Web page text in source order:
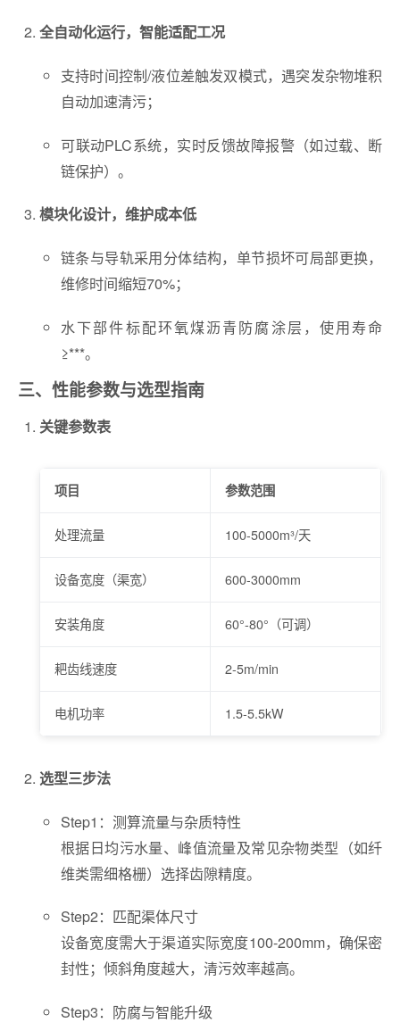
全自动化运行，智能适配工况
支持时间控制/液位差触发双模式，遇突发杂物堆积
自动加速清污；
可联动PLC系统，实时反馈故障报警（如过载、断
链保护）。
模块化设计，维护成本低
链条与导轨采用分体结构，单节损坏可局部更换，
维修时间缩短70%；
水下部件标配环氧煤沥青防腐涂层，使用寿命
≥***。
三、性能参数与选型指南
关键参数表
项目 参数范围
处理流量 100-5000m³/天
设备宽度（渠宽） 600-3000mm
安装角度 60°-80°（可调）
耙齿线速度 2-5m/min
电机功率 1.5-5.5kW
选型三步法
Step1：测算流量与杂质特性
根据日均污水量、峰值流量及常见杂物类型（如纤
维类需细格栅）选择齿隙精度。
Step2：匹配渠体尺寸
设备宽度需大于渠道实际宽度100-200mm，确保密
封性；倾斜角度越大，清污效率越高。
Step3：防腐与智能升级